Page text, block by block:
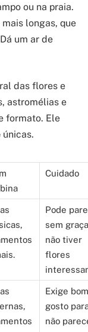
ou na praia.
longas, que
um ar de
das flores e
astromélias e
formato. Ele
únicas.
Cuidado
Pode
sem
não tiver
flores
Exige bom
gosto
não